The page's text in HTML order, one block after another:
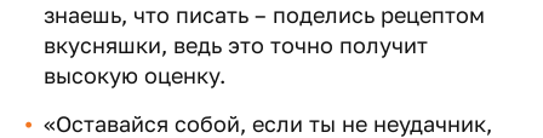
знаешь, что писать – поделись рецептом
вкусняшки, ведь это точно получит
высокую оценку.
«Оставайся собой, если ты не неудачник,